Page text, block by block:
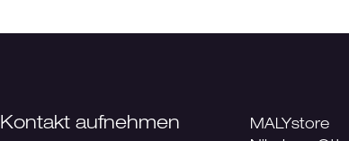
Kontakt aufnehmen
MALYstore